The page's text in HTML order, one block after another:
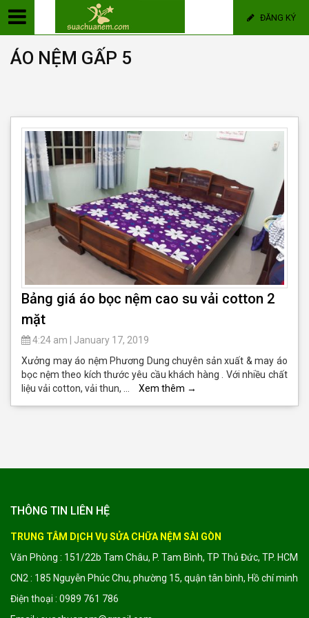
ĐĂNG KÝ
ÁO NỆM GẤP 5
Bảng giá áo bọc nệm cao su vải cotton 2
mặt
4:24 am
January 17, 2019
Xưởng may áo nệm Phương Dung chuyên sản xuất & may áo
bọc nệm theo kích thước yêu cầu khách hàng . Với nhiều chất
liệu vải cotton, vải thun, …
Xem thêm →
THÔNG TIN LIÊN HỆ
TRUNG TÂM DỊCH VỤ SỬA CHỮA NỆM SÀI GÒN
Văn Phòng : 151/22b Tam Châu, P. Tam Bình, TP Thủ Đức, TP. HCM
CN2 : 185 Nguyễn Phúc Chu, phường 15, quận tân bình, Hồ chí minh
Điện thoại : 0989 761 786